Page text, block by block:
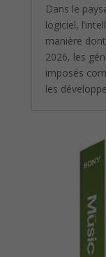
Dans le
logiciel,
manière
2026, les
imposés
les